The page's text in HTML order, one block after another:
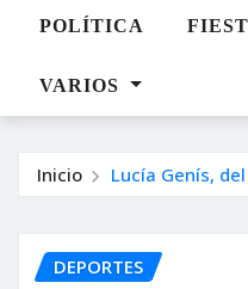
POLÍTICA
VARIOS
Inicio Lucía Genís,
DEPORTES